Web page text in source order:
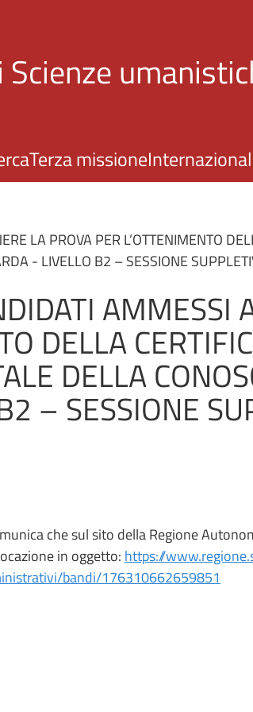
Terza missione
LA PROVA PER L’OTTENIMENTO
- LIVELLO B2 – SESSIONE
AMMESSI
DELLA
DELLA
– SESSIONE
che sul sito della Regione
in oggetto: https://
bandi/176310662659851